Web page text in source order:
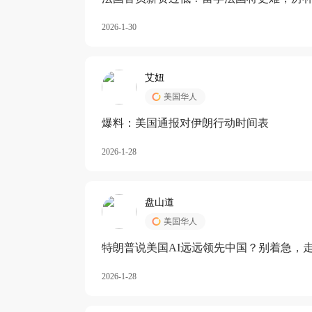
2026-1-30
艾妞
美国华人
爆料：美国通报对伊朗行动时间表
2026-1-28
盘山道
美国华人
特朗普说美国AI远远领先中国？别着急，
2026-1-28